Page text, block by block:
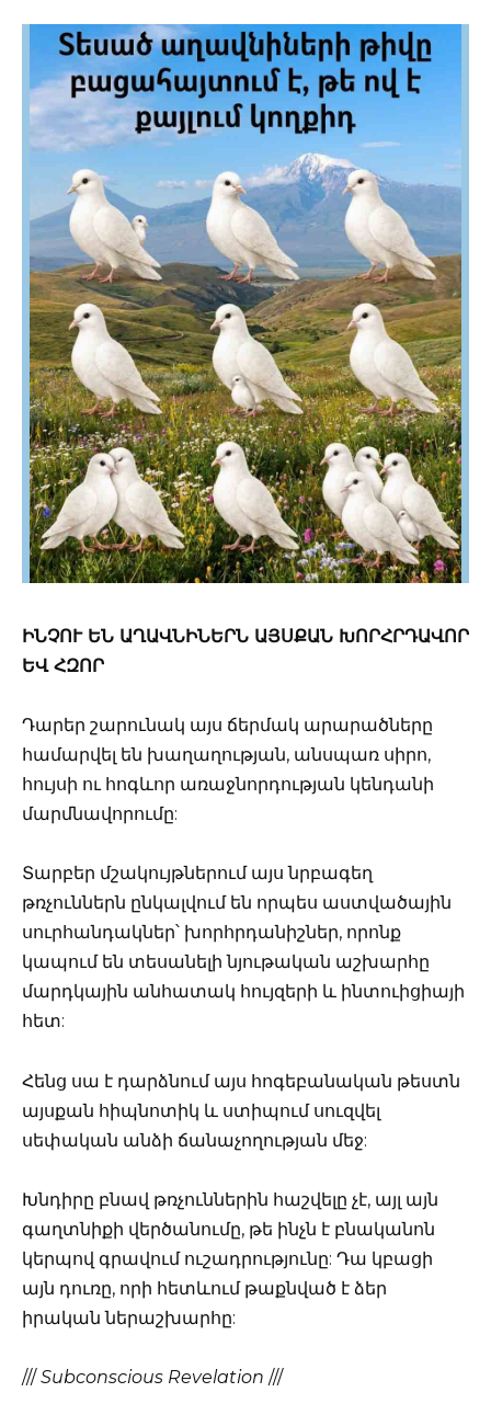
ԻՆՉՈՒ ԵՆ ԱՂԱՎՆԻՆԵՐՆ ԱՅՍՔԱՆ ԽՈՐՀՐԴԱՎՈՐ
ԵՎ ՀԶՈՐ
Դարեր շարունակ այս ճերմակ արարածները
համարվել են խաղաղության, անսպառ սիրո,
հույսի ու հոգևոր առաջնորդության կենդանի
մարմնավորումը:
Տարբեր մշակույթներում այս նրբագեղ
թռչուններն ընկալվում են որպես աստվածային
սուրհանդակներ՝ խորհրդանիշներ, որոնք
կապում են տեսանելի նյութական աշխարհը
մարդկային անհատակ հույզերի և ինտուիցիայի
հետ:
Հենց սա է դարձնում այս հոգեբանական թեստն
այսքան հիպնոտիկ և ստիպում սուզվել
սեփական անձի ճանաչողության մեջ:
Խնդիրը բնավ թռչուններին հաշվելը չէ, այլ այն
գաղտնիքի վերծանումը, թե ինչն է բնականոն
կերպով գրավում ուշադրությունը: Դա կբացի
այն դուռը, որի հետևում թաքնված է ձեր
իրական ներաշխարհը:
///Subconscious Revelation ///